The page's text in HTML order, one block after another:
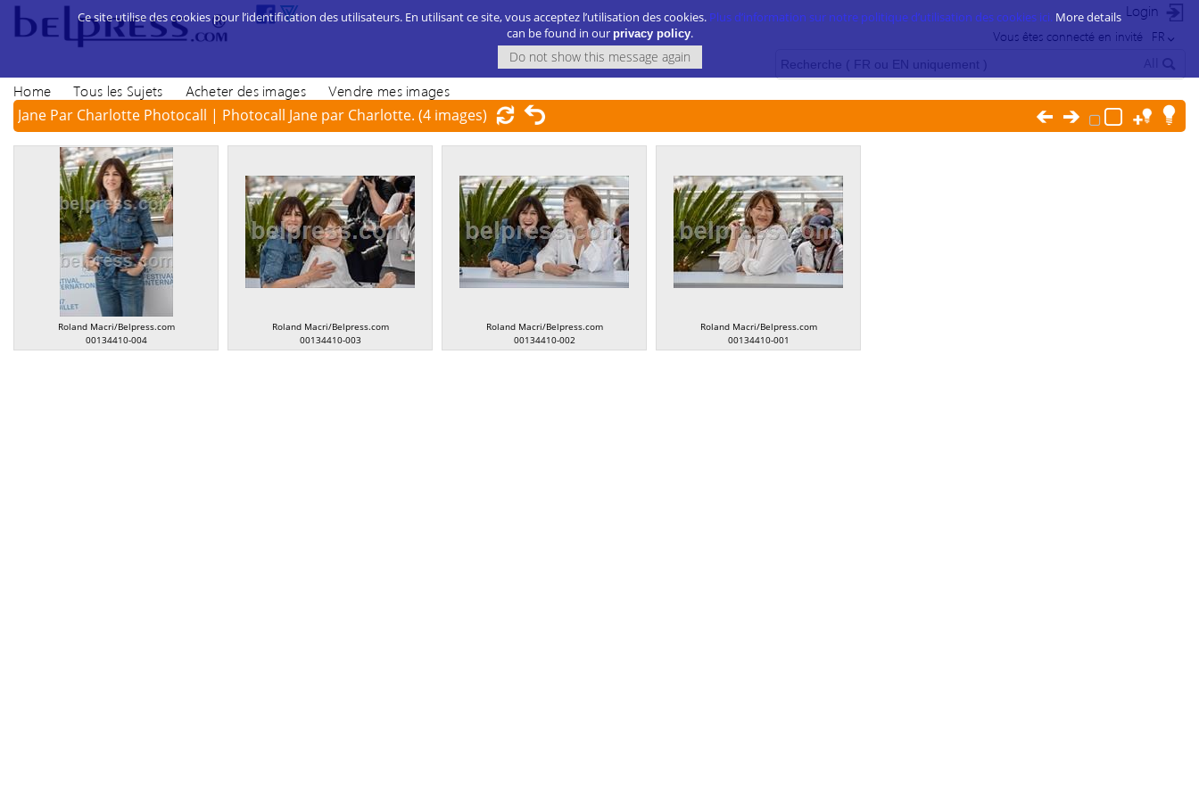
Login
FR
Vous êtes connecté en invité
Home Tous les Sujets Acheter des images Vendre mes images
Jane Par Charlotte Photocall | Photocall Jane par Charlotte. (4 images)
Roland Macri/Belpress.com
00134410-004
Roland Macri/Belpress.com
00134410-003
Roland Macri/Belpress.com
00134410-002
Roland Macri/Belpress.com
00134410-001
Ce site utilise des cookies pour l’identification des utilisateurs. En utilisant ce site, vous acceptez l’utilisation des cookies. Plus d’information sur notre politique d’utilisation des cookies ici. More details
can be found in our privacy policy.